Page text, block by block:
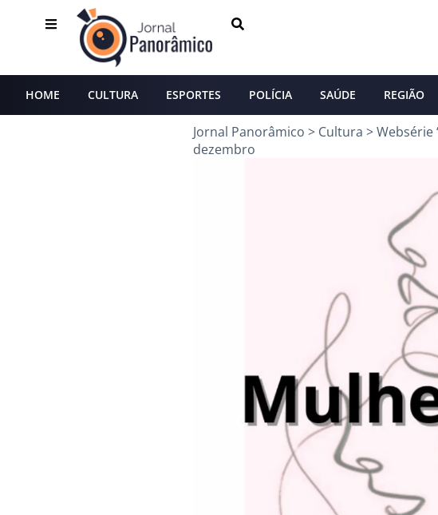
HOME CULTURA ESPORTES POLÍCIA SAÚDE REGIÃO
Jornal Panorâmico > Cultura >Websérie
dezembro